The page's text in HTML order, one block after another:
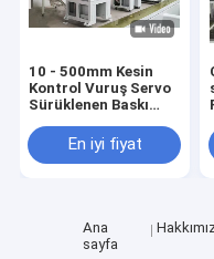
10 - 500mm Kesin
Kontrol Vuruş Servo
Sürüklenen Baskı
0.01mmEn iyi fiyat
Ana
sayfa